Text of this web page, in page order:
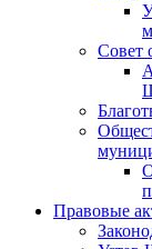
Совет
Правовые